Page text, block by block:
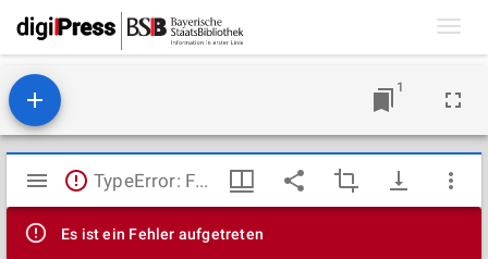
1
Mirador
Viewer
TypeError: Failed to fetch
Es ist ein Fehler aufgetreten